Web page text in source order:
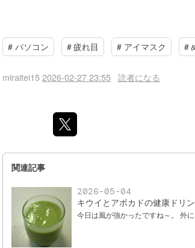
# パソコン #疲れ目 # アイマスク #
miraitei152026-02-27 23:55 読者になる
関連記事
2026-05-04
キウイとアボカドの健康ドリ
今日は風が強かったですね～。 外